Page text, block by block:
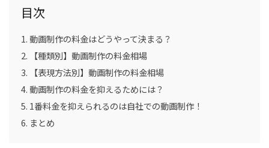
目次
動画制作の料金はどうやって決まる？
【種類別】動画制作の料金相場
【表現方法別】動画制作の料金相場
動画制作の料金を抑えるためには？
1番料金を抑えられるのは自社での動画制作！
まとめ